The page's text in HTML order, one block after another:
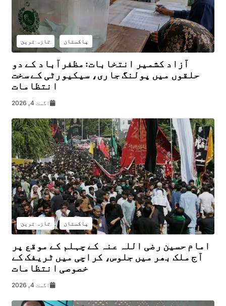
پاکستان تازہ ترین
آزاد کشمیر انتخابات: مظفرآباد کے دو
حلقوں میں پولنگ جاری، سیکیورٹی کے سخت
انتظامات
اگست 4, 2026
پاکستان تازہ ترین
امام حسین رضی اللہ عنہ کے چہلم کے موقع پر
آج ملک بھر میں جلوس، کراچی میں ٹریفک کے
خصوصی انتظامات
اگست 4, 2026